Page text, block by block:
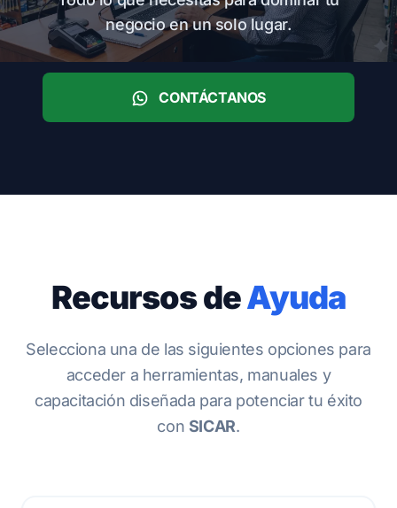
negocio en un solo lugar.
CONTÁCTANOS
Recursos deAyuda
Selecciona una de las siguientes opciones para
acceder a herramientas, manuales y
capacitación diseñada para potenciar tu éxito
con SICAR.